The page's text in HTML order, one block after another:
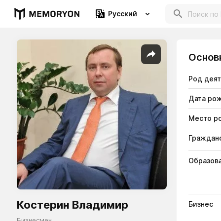
Русский
Костерин Владимир
Род
Дата
Место
Бизнес